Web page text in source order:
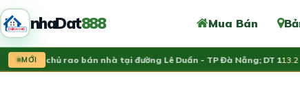
nhaDat888 Mua Bán
MỚI
chủ rao bán nhà tại đường Lê Duẩn - TP Đà Nẵng; DT 113.2 Tỷ